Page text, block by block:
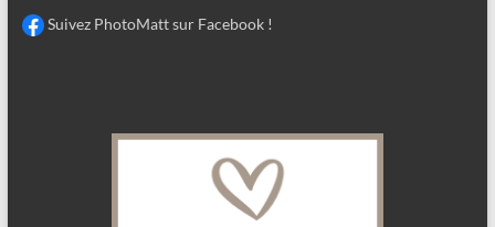
Suivez PhotoMatt sur Facebook !